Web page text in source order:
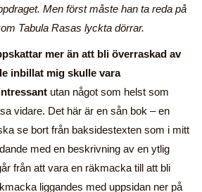
Men först måste han ta reda på
Tabula Rasas lyckta dörrar.
mer än att bli överraskad av
inbillat mig skulle vara
utan något som helst som
vidare. Det här är en sån bok – en
se bort från baksidestexten som i mitt
med en beskrivning av en ytlig
från att vara en räkmacka till att bli
liggandes med uppsidan ner på